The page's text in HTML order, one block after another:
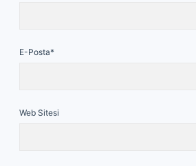
E-Posta*
Web Sitesi